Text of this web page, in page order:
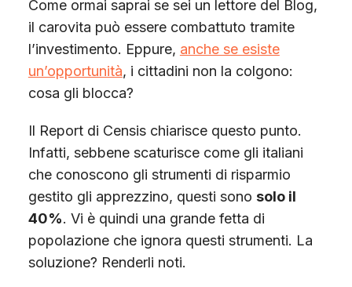
Come ormai saprai se sei un lettore del Blog,
il carovita può essere combattuto tramite
l’investimento. Eppure, anche se esiste
un’opportunità, i cittadini non la colgono:
cosa gli blocca?
Il Report di Censis chiarisce questo punto.
Infatti, sebbene scaturisce come gli italiani
che conoscono gli strumenti di risparmio
gestito gli apprezzino, questi sono solo il
40%. Vi è quindi una grande fetta di
popolazione che ignora questi strumenti. La
soluzione? Renderli noti.